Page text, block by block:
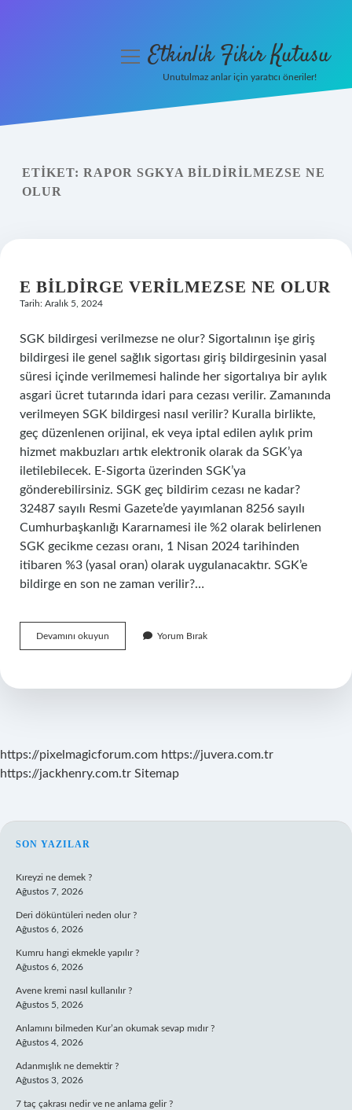
Yasal Uyarı
menüyüEtkinlik Fikir Kutusu
Unutulmaz anlar için yaratıcı öneriler!
ETIKET: RAPOR SGKYA BILDIRILMEZSE NE
OLUR
E BILDIRGE VERILMEZSE NE OLUR
Tarih: Aralık 5, 2024
SGK bildirgesi verilmezse ne olur? Sigortalının işe giriş
bildirgesi ile genel sağlık sigortası giriş bildirgesinin yasal
süresi içinde verilmemesi halinde her sigortalıya bir aylık
asgari ücret tutarında idari para cezası verilir. Zamanında
verilmeyen SGK bildirgesi nasıl verilir? Kuralla birlikte,
geç düzenlenen orijinal, ek veya iptal edilen aylık prim
hizmet makbuzları artık elektronik olarak da SGK’ya
iletilebilecek. E-Sigorta üzerinden SGK’ya
gönderebilirsiniz. SGK geç bildirim cezası ne kadar?
32487 sayılı Resmi Gazete’de yayımlanan 8256 sayılı
Cumhurbaşkanlığı Kararnamesi ile %2 olarak belirlenen
SGK gecikme cezası oranı, 1 Nisan 2024 tarihinden
itibaren %3 (yasal oran) olarak uygulanacaktır. SGK’e
bildirge en son ne zaman verilir?…
Devamını okuyun
Bildirge
Olur
Yorum Bırak
https://pixelmagicforum.com https://juvera.com.tr
https://jackhenry.com.tr Sitemap
SIDEBAR
SON YAZILAR
Kıreyzi ne demek ?
Ağustos 7, 2026
Deri döküntüleri neden olur ?
Ağustos 6, 2026
Kumru hangi ekmekle yapılır ?
Ağustos 6, 2026
Avene kremi nasıl kullanılır ?
Ağustos 5, 2026
Anlamını bilmeden Kur’an okumak sevap mıdır ?
Ağustos 4, 2026
Adanmışlık ne demektir ?
Ağustos 3, 2026
7 taç çakrası nedir ve ne anlama gelir ?